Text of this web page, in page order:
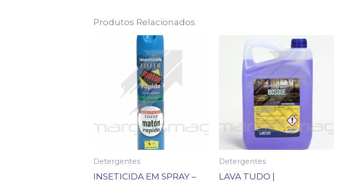
Produtos Relacionados
Detergentes
INSETICIDA EM SPRAY –
Detergentes
LAVA TUDO |